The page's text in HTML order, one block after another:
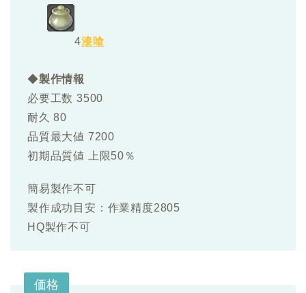
4漆喰
◆製作情報
必要工数 3500
耐久 80
品質最大値 7200
初期品質値 上限50％
簡易製作不可
製作成功目安：作業精度2805
HQ製作不可
価格